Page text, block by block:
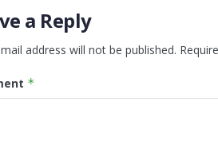
a Reply
address will not be published.
*